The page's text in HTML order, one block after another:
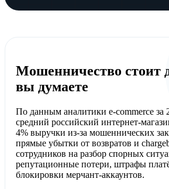
Мошенничество стоит
вы думаете
По данным аналитики e-commerce за
средний российский интернет-
4% выручки из-за мошеннических
прямые убытки от возвратов и
сотрудников на разбор спорных
репутационные потери, штрафы
блокировки мерчант-аккаунтов.